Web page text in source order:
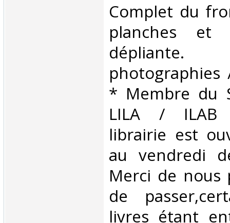
‎Complet du
planches
photographies
* Membre du
LILA / ILAB
librairie est
au vendredi
Merci de nous
de
livres étant